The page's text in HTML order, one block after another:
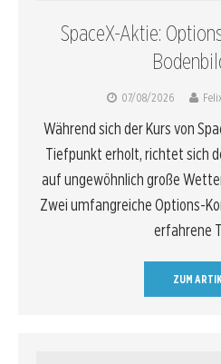
SpaceX-Aktie:
07/08/2026
Während sich der Kurs von
Tiefpunkt erholt, richtet sich
auf ungewöhnlich große
Zwei umfangreiche Options-
erfahrene
ZUM